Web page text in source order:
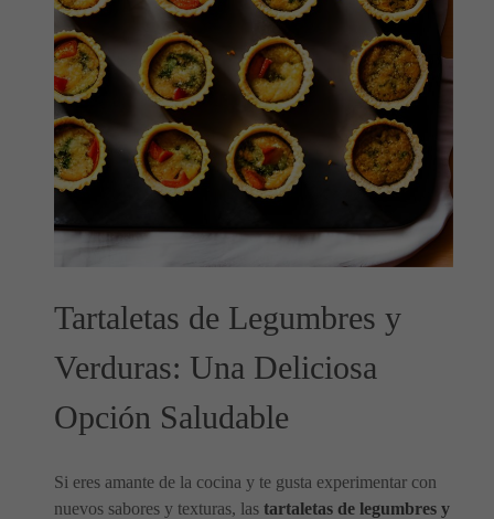
Tartaletas de Legumbres y
Verduras: Una Deliciosa
Opción Saludable
Si eres amante de la cocina y te gusta experimentar con
nuevos sabores y texturas, las tartaletas de legumbres y